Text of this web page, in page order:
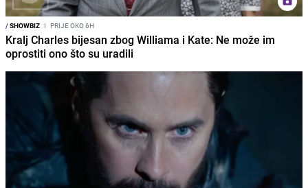
/SHOWBIZ I PRIJE OKO 6H
Kralj Charles bijesan zbog Williama i Kate: Ne može im
oprostiti ono što su uradili